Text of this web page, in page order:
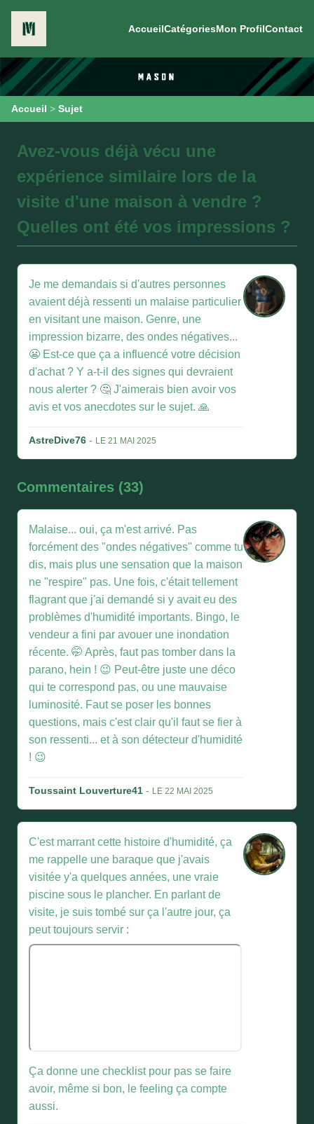
AccueilCatégoriesMon ProfilContact
Accueil > Sujet
Avez-vous déjà vécu une
expérience similaire lors de la
visite d'une maison à vendre ?
Quelles ont été vos impressions ?
Je me demandais si d'autres personnes
avaient déjà ressenti un malaise particulier
en visitant une maison. Genre, une
impression bizarre, des ondes négatives...
😬 Est-ce que ça a influencé votre décision
d'achat ? Y a-t-il des signes qui devraient
nous alerter ? 🤔 J'aimerais bien avoir vos
avis et vos anecdotes sur le sujet. 🙏
AstreDive76 - LE 21 MAI 2025
Commentaires (33)
Malaise... oui, ça m'est arrivé. Pas
forcément des "ondes négatives" comme tu
dis, mais plus une sensation que la maison
ne "respire" pas. Une fois, c'était tellement
flagrant que j'ai demandé si y avait eu des
problèmes d'humidité importants. Bingo, le
vendeur a fini par avouer une inondation
récente. 🤭 Après, faut pas tomber dans la
parano, hein ! 😉 Peut-être juste une déco
qui te correspond pas, ou une mauvaise
luminosité. Faut se poser les bonnes
questions, mais c'est clair qu'il faut se fier à
son ressenti... et à son détecteur d'humidité
! 😉
Toussaint Louverture41 - LE 22 MAI 2025
C'est marrant cette histoire d'humidité, ça
me rappelle une baraque que j'avais
visitée y'a quelques années, une vraie
piscine sous le plancher. En parlant de
visite, je suis tombé sur ça l'autre jour, ça
peut toujours servir :
Ça donne une checklist pour pas se faire
avoir, même si bon, le feeling ça compte
aussi.